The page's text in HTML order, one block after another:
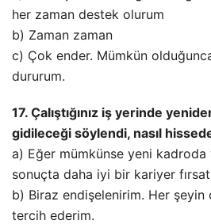
her zaman destek olurum
b) Zaman zaman
c) Çok ender. Mümkün
dururum.
17. Çalıştığınız iş yerinde
gidileceği söylendi, nasıl
a) Eğer mümkünse yeni kadroda
sonuçta daha iyi bir kariyer
b) Biraz endişelenirim. Her şeyin
tercih ederim.